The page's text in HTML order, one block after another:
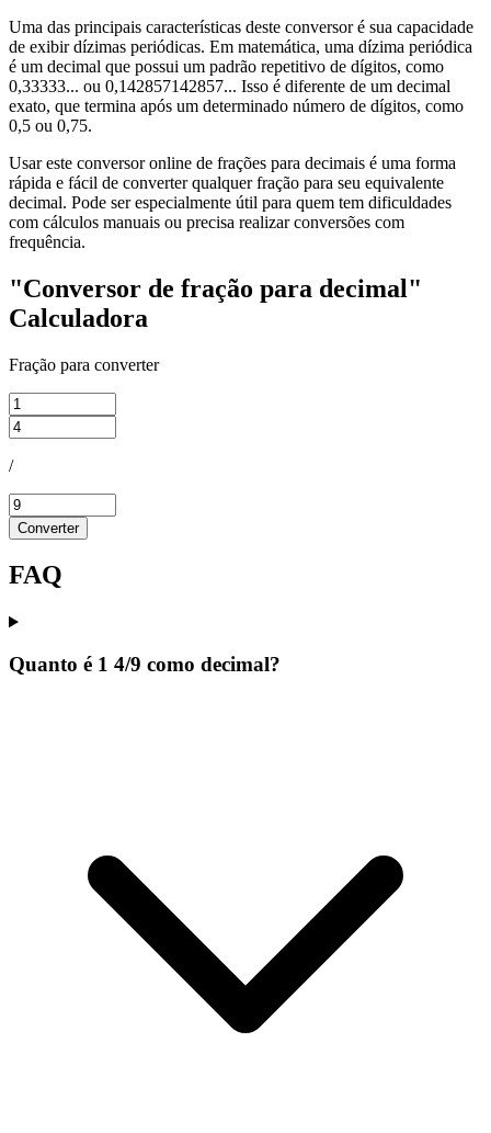
Uma das principais características deste conversor é sua capacidade
de exibir dízimas periódicas. Em matemática, uma dízima periódica
é um decimal que possui um padrão repetitivo de dígitos, como
0,33333... ou 0,142857142857... Isso é diferente de um decimal
exato, que termina após um determinado número de dígitos, como
0,5 ou 0,75.
Usar este conversor online de frações para decimais é uma forma
rápida e fácil de converter qualquer fração para seu equivalente
decimal. Pode ser especialmente útil para quem tem dificuldades
com cálculos manuais ou precisa realizar conversões com
frequência.
"Conversor de fração para decimal"
Calculadora
Fração para converter
/
Converter
FAQ
Quanto é 1 4/9 como decimal?